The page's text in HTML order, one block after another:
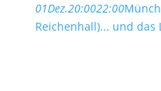
01Dez.20:0022:00
Reichenhall)... und das